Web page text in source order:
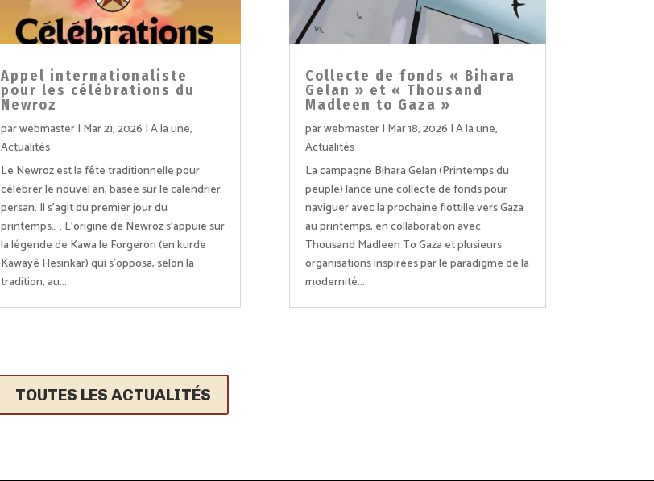
Appel internationaliste
pour les célébrations du
Newroz
parwebmaster| Mar 21, 2026 |A la une,
Actualités
Le Newroz est la fête traditionnelle pour
célébrer le nouvel an, basée sur le calendrier
persan. Il s’agit du premier jour du
printemps… . L’origine de Newroz s’appuie sur
la légende de Kawa le Forgeron (en kurde
Kawayê Hesinkar) qui s’opposa, selon la
tradition, au...
Collecte de fonds « Bihara
Gelan » et « Thousand
Madleen to Gaza »
parwebmaster| Mar 18, 2026 |A la une,
Actualités
La campagne Bihara Gelan (Printemps du
peuple) lance une collecte de fonds pour
naviguer avec la prochaine flottille vers Gaza
au printemps, en collaboration avec
Thousand Madleen To Gaza et plusieurs
organisations inspirées par le paradigme de la
modernité...
TOUTES LES ACTUALITÉS